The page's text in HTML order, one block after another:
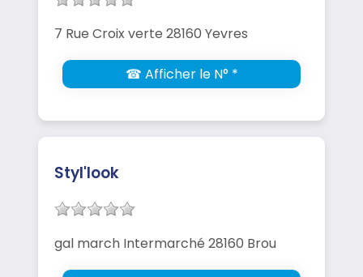
7 Rue Croix verte 28160 Yevres
☎ Afficher le N° *
Styl'look
gal march Intermarché 28160 Brou